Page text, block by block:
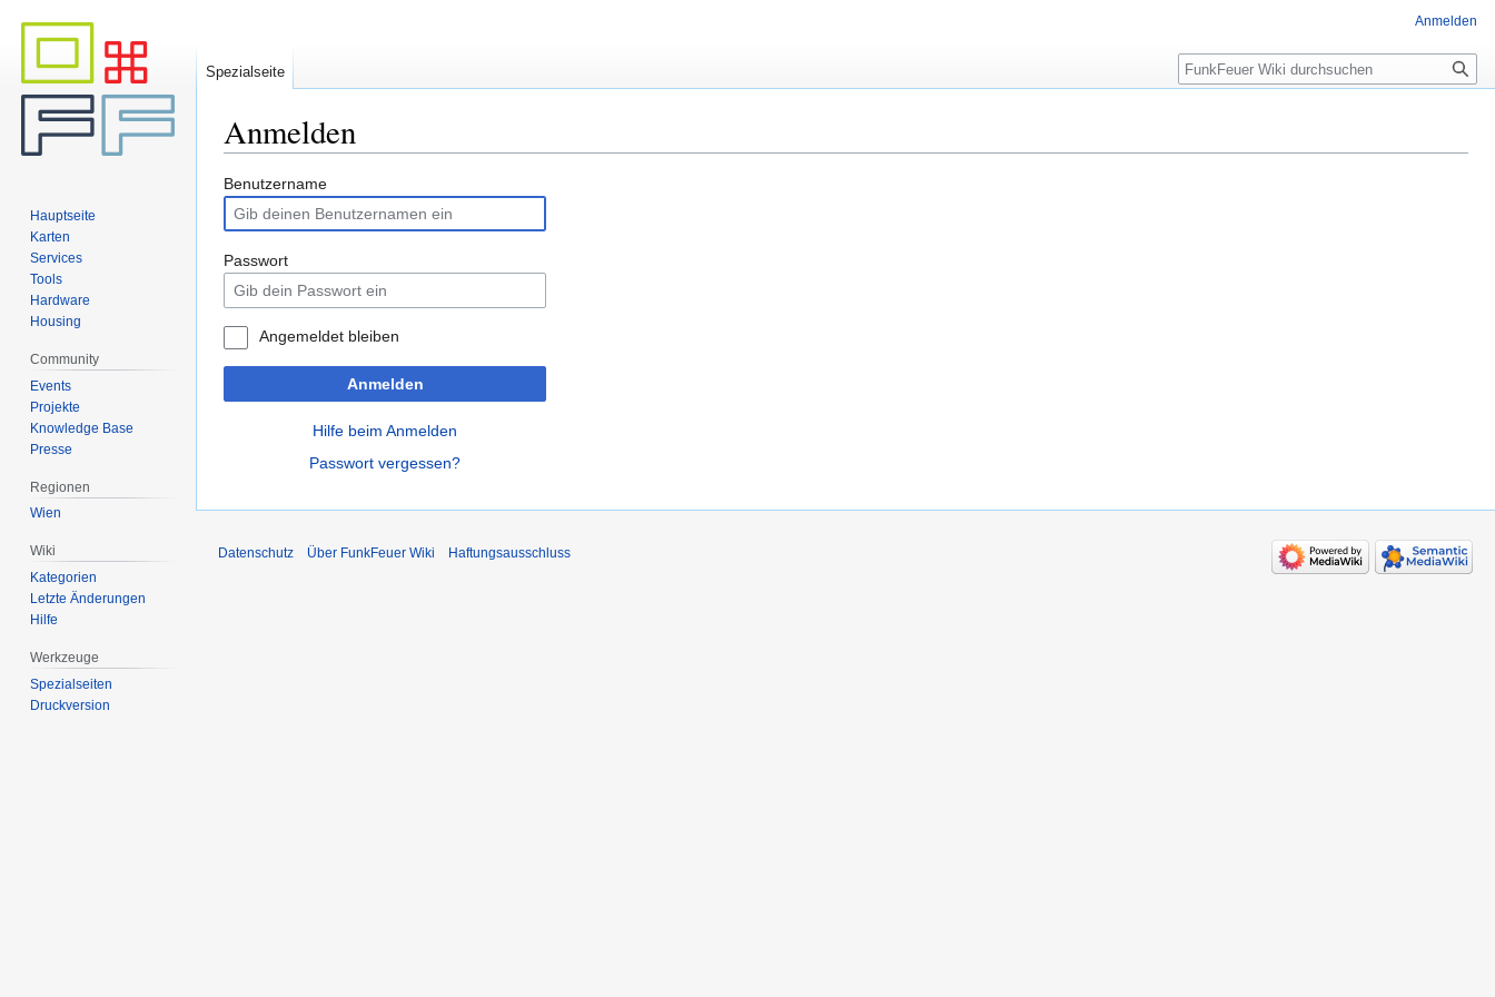
Anmelden
Zur
Navigation
springen
Zur
Suche
springen
Benutzername
Passwort
Angemeldet bleiben
Anmelden
Hilfe beim Anmelden
Passwort vergessen?
Anmelden
Spezialseite
Suche
Hauptseite
Karten
Services
Tools
Hardware
Housing
Community
Events
Projekte
Knowledge Base
Presse
Regionen
Wien
Wiki
Kategorien
Letzte Änderungen
Hilfe
Werkzeuge
Spezialseiten
Druckversion
Datenschutz Über FunkFeuer Wiki Haftungsausschluss